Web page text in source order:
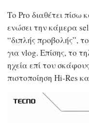
Το Pro διαθέτει πίσω
ενώσει την κάμερα
“διπλής προβολής”,
για vlog. Επίσης, το
ηχεία επί του
πιστοποίηση Hi-Res